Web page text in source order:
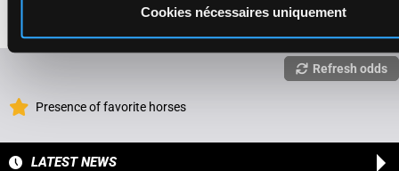
Cookies nécessaires uniquement
Refresh odds
Presence of favorite horses
LATEST NEWS